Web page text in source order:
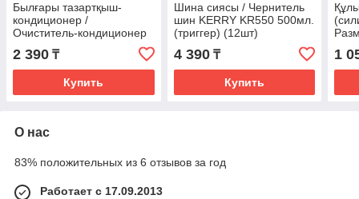
Былғары тазартқыш-
кондиционер /
Очиститель-кондиционер
кожи KERRY KR581
500мл. (триггер)
2 390 ₸
Купить
Шина сиясы / Чернитель
шин KERRY KR550 500мл.
(триггер) (12шт)
4 390₸
Купить
1
О нас
83% положительных из 6 отзывов за год
Работает с 17.09.2013